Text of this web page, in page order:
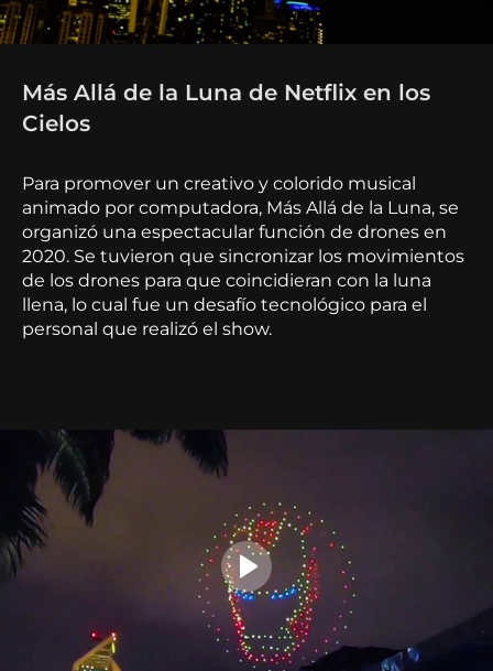
Más Allá de la Luna de Netflix en los
Cielos
Para promover un creativo y colorido musical
animado por computadora, Más Allá de la Luna, se
organizó una espectacular función de drones en
2020. Se tuvieron que sincronizar los movimientos
de los drones para que coincidieran con la luna
llena, lo cual fue un desafío tecnológico para el
personal que realizó el show.